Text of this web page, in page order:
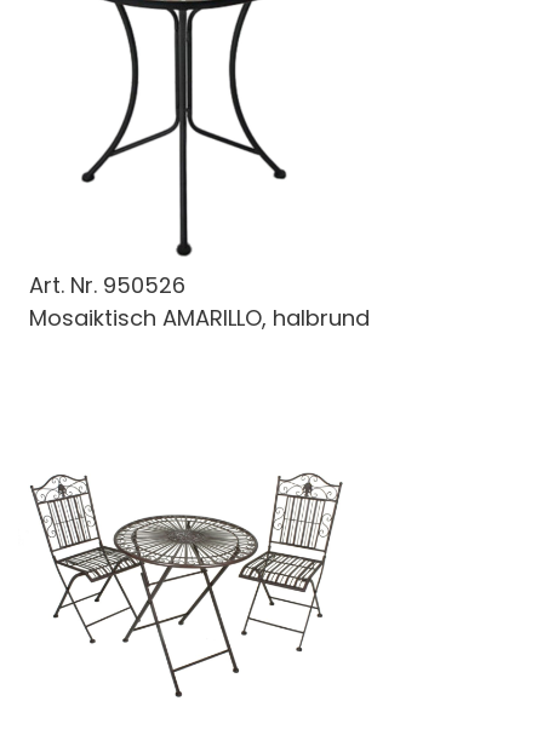
Art. Nr. 950526
Mosaiktisch AMARILLO, halbrund